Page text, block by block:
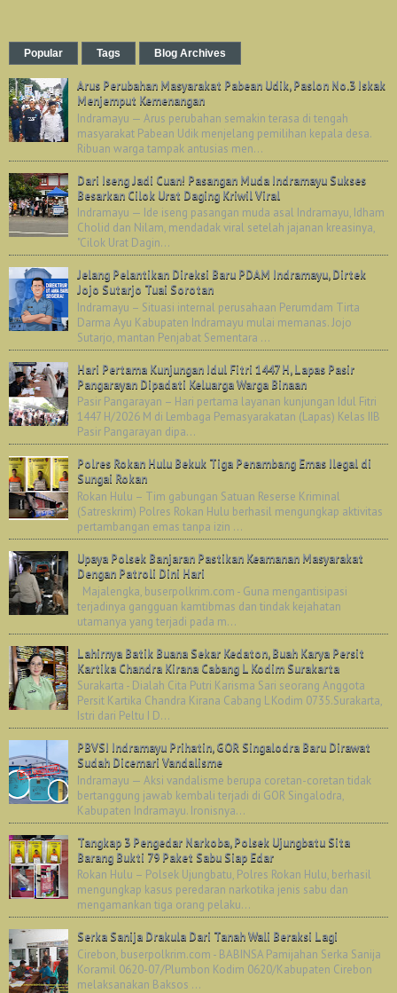
Popular Tags Blog Archives
Arus Perubahan Masyarakat Pabean Udik, Paslon No.3 Iskak
Menjemput Kemenangan
Indramayu — Arus perubahan semakin terasa di tengah
masyarakat Pabean Udik menjelang pemilihan kepala desa.
Ribuan warga tampak antusias men...
Dari Iseng Jadi Cuan! Pasangan Muda Indramayu Sukses
Besarkan Cilok Urat Daging Kriwil Viral
Indramayu — Ide iseng pasangan muda asal Indramayu, Idham
Cholid dan Nilam, mendadak viral setelah jajanan kreasinya,
"Cilok Urat Dagin...
Jelang Pelantikan Direksi Baru PDAM Indramayu, Dirtek
Jojo Sutarjo Tuai Sorotan
Indramayu – Situasi internal perusahaan Perumdam Tirta
Darma Ayu Kabupaten Indramayu mulai memanas. Jojo
Sutarjo, mantan Penjabat Sementara ...
Hari Pertama Kunjungan Idul Fitri 1447 H, Lapas Pasir
Pangarayan Dipadati Keluarga Warga Binaan
Pasir Pangarayan – Hari pertama layanan kunjungan Idul Fitri
1447 H/2026 M di Lembaga Pemasyarakatan (Lapas) Kelas IIB
Pasir Pangarayan dipa...
Polres Rokan Hulu Bekuk Tiga Penambang Emas Ilegal di
Sungai Rokan
Rokan Hulu – Tim gabungan Satuan Reserse Kriminal
(Satreskrim) Polres Rokan Hulu berhasil mengungkap aktivitas
pertambangan emas tanpa izin ...
Upaya Polsek Banjaran Pastikan Keamanan Masyarakat
Dengan Patroli Dini Hari
Majalengka, buserpolkrim.com - Guna mengantisipasi
terjadinya gangguan kamtibmas dan tindak kejahatan
utamanya yang terjadi pada m...
Lahirnya Batik Buana Sekar Kedaton, Buah Karya Persit
Kartika Chandra Kirana Cabang L Kodim Surakarta
Surakarta - Dialah Cita Putri Karisma Sari seorang Anggota
Persit Kartika Chandra Kirana Cabang L Kodim 0735.Surakarta,
Istri dari Peltu I D...
PBVSI Indramayu Prihatin, GOR Singalodra Baru Dirawat
Sudah Dicemari Vandalisme
Indramayu — Aksi vandalisme berupa coretan-coretan tidak
bertanggung jawab kembali terjadi di GOR Singalodra,
Kabupaten Indramayu. Ironisnya...
Tangkap 3 Pengedar Narkoba, Polsek Ujungbatu Sita
Barang Bukti 79 Paket Sabu Siap Edar
Rokan Hulu – Polsek Ujungbatu, Polres Rokan Hulu, berhasil
mengungkap kasus peredaran narkotika jenis sabu dan
mengamankan tiga orang pelaku...
Serka Sanija Drakula Dari Tanah Wali Beraksi Lagi
Cirebon, buserpolkrim.com - BABINSA Pamijahan Serka Sanija
Koramil 0620-07/Plumbon Kodim 0620/Kabupaten Cirebon
melaksanakan Baksos ...